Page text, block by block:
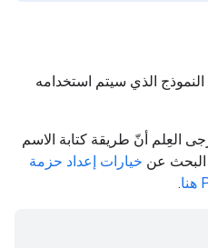
النموذج الذي سيتم استخدامه
العِلم أنّ طريقة كتابة الاسم
خيارات إعداد حزمة
.